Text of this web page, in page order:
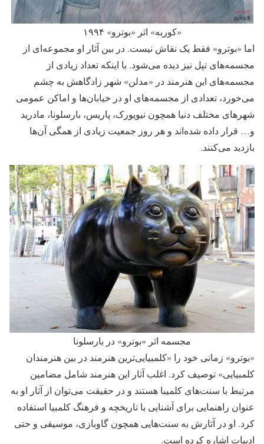
«کوربه» اثر «بوترو» ۱۹۹۴
اما «بوترو» فقط یک نقاش نیست. در بین آثار او مجموعه‌ای از
مجسمه‌های تپل نیز دیده می‌شود. با اینکه تعداد زیادی از
مجسمه‌های این هنرمند در «مدلن» شهر زادگاهش به چشم
می‌خورد، تعدادی از مجسمه‌های او در خیابان‌ها و اماکن عمومی
شهرهای مختلف دنیا همچون نیویورک، پاریس، بارسلونا، مادرید
و… قرار داده شده‌اند و هر روز جمعیت زیادی از همگی آن‌ها
بازدید می‌کنند.
مجسمه اثر «بوترو» در بارسلونا
«بوترو»‌ زمانی خود را «کلمبیایی‌ترین هنرمند در بین هنرمندان
کلمبیایی»‌ توصیف کرد. اغلب آثار این هنرمند شامل مضامین
مرتبط با سنت‌های کلمیبا هستند و در حقیقت می‌توان از آثار او به
عنوان راهنمایی برای آشنایی با تاریخچه و فرهنگ کلمبیا استفاده
کرد. او در آثارش به سنت‌هایی همچون گاوبازی،‌ موسیقی و حتی
ادبیات اشاره کرده است.